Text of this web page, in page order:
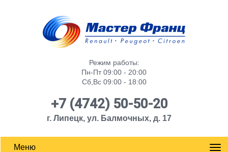
Режим работы:
Пн-Пт 09:00 - 20:00
Сб,Вс 09:00 - 18:00
+7 (4742) 50-50-20
г. Липецк, ул. Балмочных, д. 17
Меню